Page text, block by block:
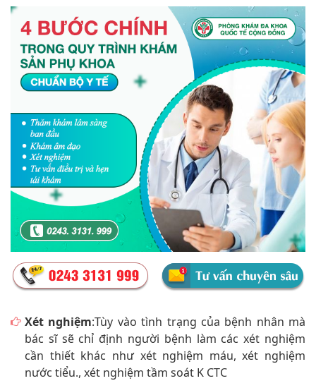
Xét nghiệm:Tùy vào tình trạng của bệnh nhân mà
bác sĩ sẽ chỉ định người bệnh làm các xét nghiệm
cần thiết khác như xét nghiệm máu, xét nghiệm
nước tiểu., xét nghiệm tầm soát K CTC